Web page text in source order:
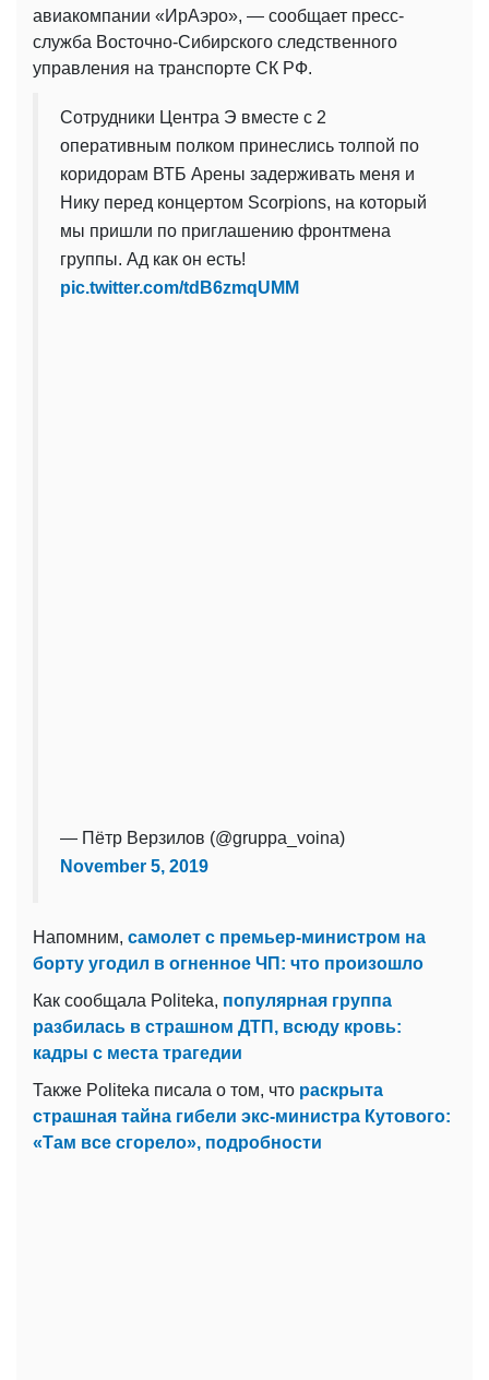
авиакомпании «ИрАэро», — сообщает пресс-
служба Восточно-Сибирского следственного
управления на транспорте СК РФ.
Сотрудники Центра Э вместе с 2
оперативным полком принеслись толпой по
коридорам ВТБ Арены задерживать меня и
Нику перед концертом Scorpions, на который
мы пришли по приглашению фронтмена
группы. Ад как он есть!
pic.twitter.com/tdB6zmqUMM
— Пётр Верзилов (@gruppa_voina)
November 5, 2019
Напомним, самолет с премьер-министром на
борту угодил в огненное ЧП: что произошло
Как сообщала Politeka, популярная группа
разбилась в страшном ДТП, всюду кровь:
кадры с места трагедии
Также Politeka писала о том, что раскрыта
страшная тайна гибели экс-министра Кутового:
«Там все сгорело», подробности